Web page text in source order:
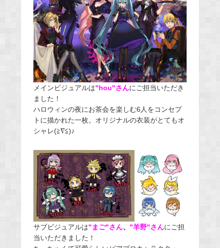
メインビジュアルは"hou"さんにご担当いただき
ました！
ハロウィンの夜にお茶会を楽しむ6人をコンセプ
トに描かれた一枚。オリジナルの衣装がとてもオ
シャレ(≧∇≦)♪
サブビジュアルは"まご"さん、 "羊野"さんにご担
当いただきました！